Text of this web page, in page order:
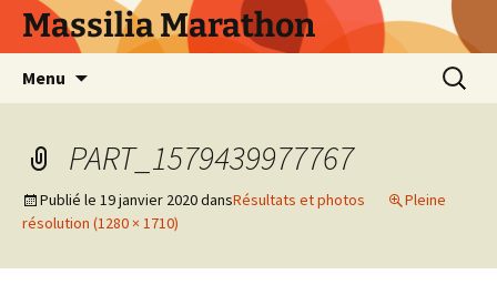
AllerMassilia Marathon
Menu
PART_1579439977767
Publié le 19 janvier 2020dansRésultats et photos
Pleine
résolution (1280 × 1710)